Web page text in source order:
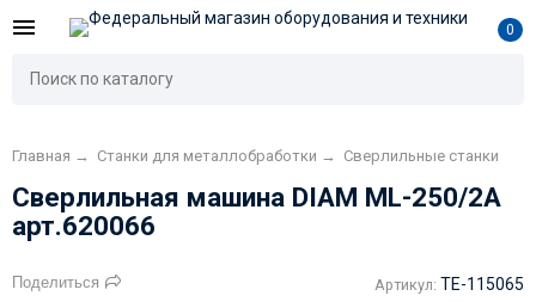
0
Главная → Станки для металлобработки → Сверлильные станки
Сверлильная машина DIAM ML-250/2А
арт.620066
Поделиться Артикул: TE-115065